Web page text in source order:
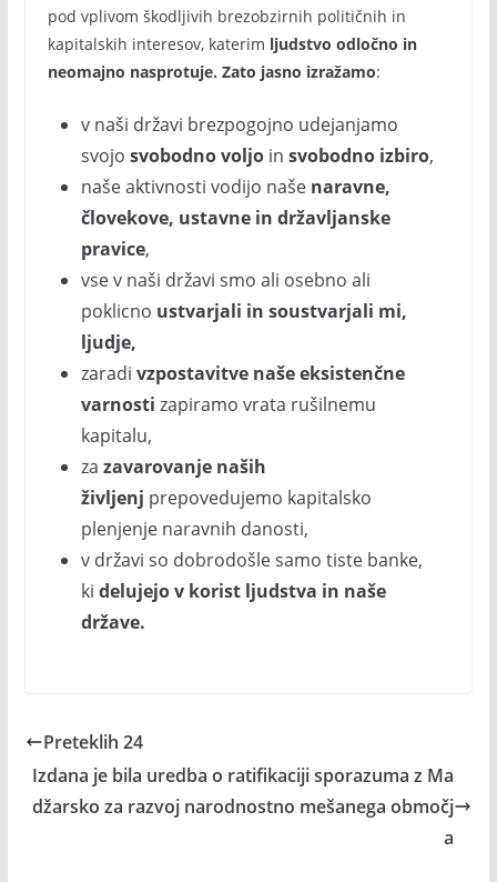
pod vplivom škodljivih brezobzirnih političnih in
kapitalskih interesov, katerim ljudstvo odločno in
neomajno nasprotuje. Zato jasno izražamo:
v naši državi brezpogojno udejanjamo
svojo svobodno voljoin svobodno izbiro,
naše aktivnosti vodijo naše naravne,
človekove, ustavne in državljanske
pravice,
vse v naši državi smo ali osebno ali
poklicno ustvarjali in soustvarjali mi,
ljudje,
zaradi vzpostavitve naše eksistenčne
varnosti zapiramo vrata rušilnemu
kapitalu,
za zavarovanje naših
življenj prepovedujemo kapitalsko
plenjenje naravnih danosti,
v državi so dobrodošle samo tiste banke,
ki delujejo v korist ljudstva in naše
države.
Preteklih 24
Izdana je bila uredba o ratifikaciji sporazuma z Ma
džarsko za razvoj narodnostno mešanega območj
a